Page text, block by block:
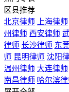
公司经营律师
经营律师 西安公
律师 郑州公司经
长沙公司经营律师
公司经营律师 合
经营律师
沈阳公
律师 厦门公司经营
大连公司经营律师
该采取什么办法处
专业服务
律师认证
退款保障